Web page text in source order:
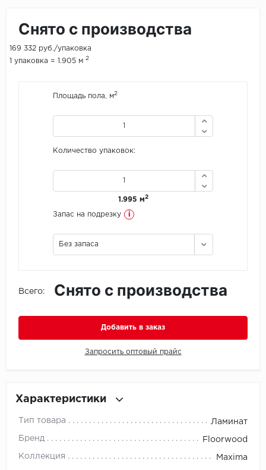
Jinan PDM
LG Decotile
Lucky Floor
Made in Belgium
Next Step
Снято с производства
169 332 руб./упаковка
1 упаковка = 1.905 м 2
Площадь пола, м2
Количество упаковок:
1.995 м2
Запас на подрезку i
Без запаса
Всего: Снято с производства
Добавить в заказ
Запросить оптовый прайс
Характеристики
Тип товара Ламинат
Бренд Floorwood
Коллекция Maxima